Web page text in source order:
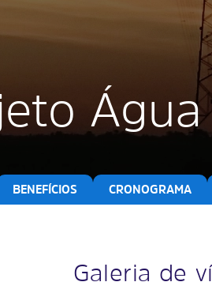
BENEFÍCIOS CRONOGRAMA
Galeria de